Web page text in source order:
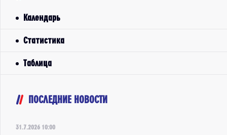
Календарь
Статистика
Таблица
ПОСЛЕДНИЕ НОВОСТИ
31.7.2026 10:00